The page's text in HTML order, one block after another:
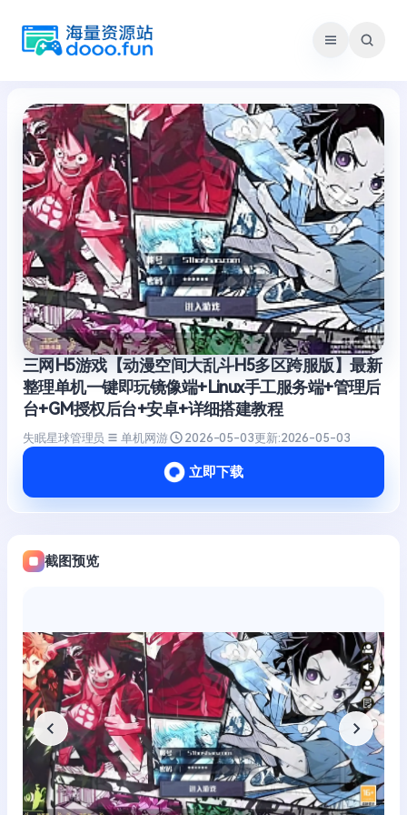
三网H5游戏【动漫空间大乱斗H5多区跨服版】最新
整理单机一键即玩镜像端+Linux手工服务端+管理后
台+GM授权后台+安卓+详细搭建教程
失眠星球管理员 单机网游 2026-05-03更新:2026-05-03
立即下载
截图预览